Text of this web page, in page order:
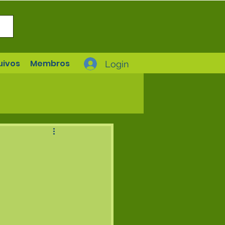
Login
Membros